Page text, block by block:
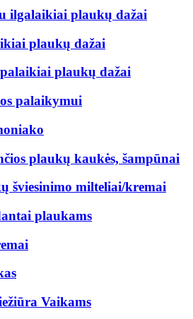
ilgalaikiai plaukų dažai
plaukų dažai
plaukų dažai
palaikymui
plaukų kaukės, šampūnai
šviesinimo milteliai/kremai
plaukams
Vaikams